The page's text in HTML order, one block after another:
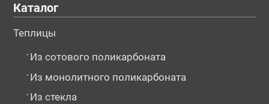
Каталог
Теплицы
- Из сотового поликарбоната
- Из монолитного поликарбоната
- Из стекла